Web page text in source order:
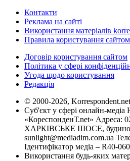
Контакти
Реклама на сайті
Використання матеріалів
Правила користування сайтом
Договір користування сайтом
Політика у сфері
Угода щодо користування
Редакція
© 2000-2026, Korrespondent.net
Суб'єкт у сфері онлайн-медіа
«КореспонденТ.net» Адреса:
ХАРКІВСЬКЕ ШОСЕ, будинок
sunlight@mediadim.com.ua
Ідентифікатор медіа – R40-
Використання будь-яких